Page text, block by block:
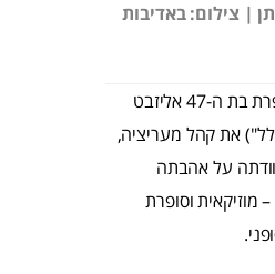
| צילום: באדיבות
בשנה שעברה הפתיעה הסופרת בת ה-47 אליזבט
את קהל מעריציה,
על אהבתה
וסופרת